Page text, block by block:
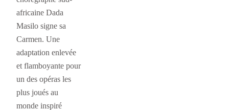
africaine Dada
Masilo signe sa
Carmen. Une
adaptation enlevée
et flamboyante pour
un des opéras les
plus joués au
monde inspiré